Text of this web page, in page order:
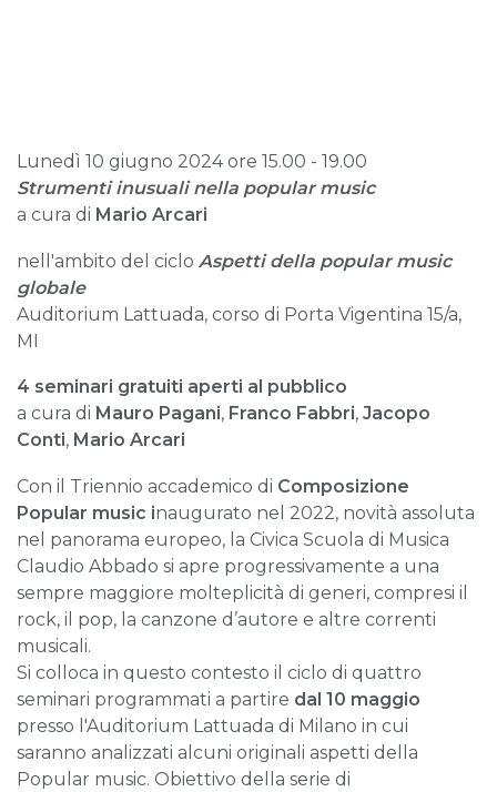
Lunedì 10 giugno 2024 ore 15.00 - 19.00
Strumenti inusuali nella popular music
a cura di Mario Arcari
nell'ambito del ciclo Aspetti della popular music
globale
Auditorium Lattuada, corso di Porta Vigentina 15/a,
MI
4 seminari gratuiti aperti al pubblico
a cura di Mauro Pagani, Franco Fabbri, Jacopo
Conti, Mario Arcari
Con il Triennio accademico di Composizione
Popular music inaugurato nel 2022, novità assoluta
nel panorama europeo, la Civica Scuola di Musica
Claudio Abbado si apre progressivamente a una
sempre maggiore molteplicità di generi, compresi il
rock, il pop, la canzone d’autore e altre correnti
musicali.
Si colloca in questo contesto il ciclo di quattro
seminari programmati a partire dal 10 maggio
presso l'Auditorium Lattuada di Milano in cui
saranno analizzati alcuni originali aspetti della
Popular music. Obiettivo della serie di